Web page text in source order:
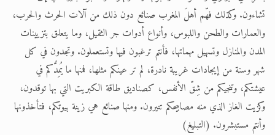
تشاءون. وكذلك فهّم أهلَ المغرب صنائع دون ذلك من آلات الحرث والحرب،
والعمارات والطحن واللبوس، وأنواع أدوات جر الثقيل، وما يتعلق بتزيينات
المدن والمنازل وتسهيل مهماتها، فأنتم ترغبون فيها وتستعملون. وتجدون في كل
شهر وسنة من إيجادات غريبة نادرة، لم تر عينكم مثلها، فمنها ما يُمِدُّكم في
عيشتكم، وتنجيكم من شِقّ الأنفس، كصناديق طاقة الكبريت التي بها توقدون،
وكزيت الغاز الذي منه مصابيحكم تنيرون. ومنها صنائع هي زينة بيوتكم، فتأخذونها
وأنتم مستبشرون. (التبليغ)